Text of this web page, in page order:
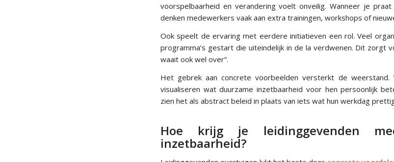
voorspelbaarheid en verandering voelt onveilig. Wanneer je
denken medewerkers vaak aan extra trainingen, workshops of
Ook speelt de ervaring met eerdere initiatieven een rol. Veel
programma’s gestart die uiteindelijk in de la verdwenen. Dit zorgt
waait ook wel over”.
Het gebrek aan concrete voorbeelden versterkt de weerstand.
visualiseren wat duurzame inzetbaarheid voor hen persoonlijk
zien het als abstract beleid in plaats van iets wat hun werkdag
Hoe krijg je leidinggevenden
inzetbaarheid?